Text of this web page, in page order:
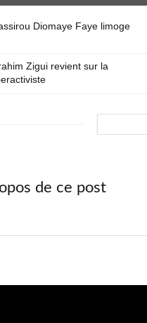
Diomaye Faye limoge
Zigui revient sur la
de ce post